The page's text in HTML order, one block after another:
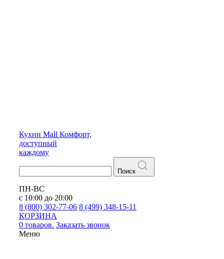
Кухни Mall Комфорт,
доступный
каждому
Поиск
ПН-ВС
с 10:00 до 20:00
8 (800) 302-77-06 8 (499) 348-15-11
КОРЗИНА
0 товаров. Заказать звонок
Меню